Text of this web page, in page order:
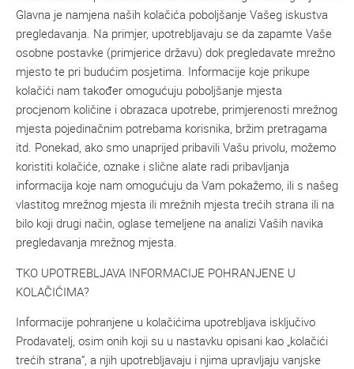
Glavna je namjena naših kolačića poboljšanje Vašeg iskustva
pregledavanja. Na primjer, upotrebljavaju se da zapamte Vaše
osobne postavke (primjerice državu) dok pregledavate mrežno
mjesto te pri budućim posjetima. Informacije koje prikupe
kolačići nam također omogućuju poboljšanje mjesta
procjenom količine i obrazaca upotrebe, primjerenosti mrežnog
mjesta pojedinačnim potrebama korisnika, bržim pretragama
itd. Ponekad, ako smo unaprijed pribavili Vašu privolu, možemo
koristiti kolačiće, oznake i slične alate radi pribavljanja
informacija koje nam omogućuju da Vam pokažemo, ili s našeg
vlastitog mrežnog mjesta ili mrežnih mjesta trećih strana ili na
bilo koji drugi način, oglase temeljene na analizi Vaših navika
pregledavanja mrežnog mjesta.
TKO UPOTREBLJAVA INFORMACIJE POHRANJENE U
KOLAČIĆIMA?
Informacije pohranjene u kolačićima upotrebljava isključivo
Prodavatelj, osim onih koji su u nastavku opisani kao „kolačići
trećih strana“, a njih upotrebljavaju i njima upravljaju vanjske